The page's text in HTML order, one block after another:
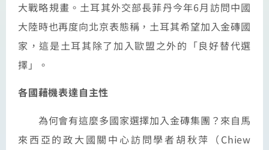
大戰略規畫。土耳其外交部長菲丹今年6月訪問中國
大陸時也再度向北京表態稱，土耳其希望加入金磚國
家，這是土耳其除了加入歐盟之外的「良好替代選
擇」。
各國藉機表達自主性
為何會有這麼多國家選擇加入金磚集團？來自馬
來西亞的政大國關中心訪問學者胡秋萍（Chiew